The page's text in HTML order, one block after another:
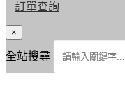
訂單查詢
×
全站搜尋